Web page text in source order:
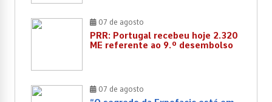
07 de agosto
PRR: Portugal recebeu hoje 2.320
ME referente ao 9.º desembolso
07 de agosto